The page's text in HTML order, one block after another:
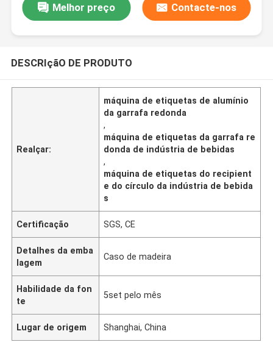
Melhor preço Contacte-nos
DESCRIçãO DE PRODUTO
Realçar:
máquina de etiquetas de alumínio
da garrafa redonda
,
máquina de etiquetas da garrafa re
donda de indústria de bebidas
,
máquina de etiquetas do recipient
e do círculo da indústria de bebida
s
Certificação SGS, CE
Detalhes da emba
lagem
Caso de madeira
Habilidade da fon
te
5set pelo mês
Lugar de origem Shanghai, China